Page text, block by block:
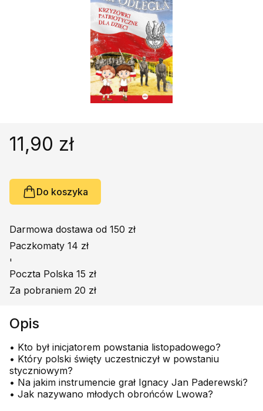
Książki obcojęzyczne
Poradniki, leksykony...
Promocja
11,90 zł
Do koszyka
Darmowa dostawa od 150 zł
Paczkomaty 14 zł
'
Poczta Polska 15 zł
Za pobraniem 20 zł
Opis
• Kto był inicjatorem powstania listopadowego?
• Który polski święty uczestniczył w powstaniu
styczniowym?
• Na jakim instrumencie grał Ignacy Jan Paderewski?
• Jak nazywano młodych obrońców Lwowa?